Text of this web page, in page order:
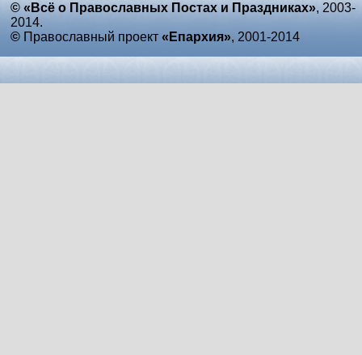
© «Всё о Православных Постах и Праздниках», 2003-
2014.
© Православный проект «Епархия», 2001-2014